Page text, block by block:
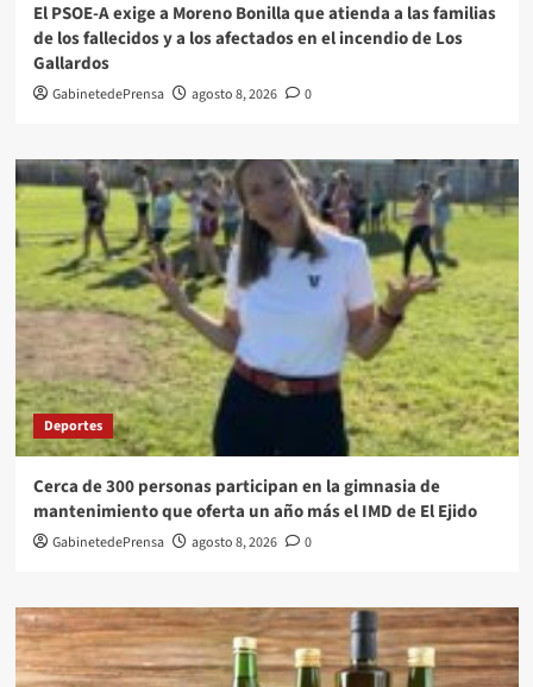
El PSOE-A exige a Moreno Bonilla que atienda a las familias
de los fallecidos y a los afectados en el incendio de Los
Gallardos
GabinetedePrensa agosto 8, 2026 0
Deportes
Cerca de 300 personas participan en la gimnasia de
mantenimiento que oferta un año más el IMD de El Ejido
GabinetedePrensa agosto 8, 2026 0